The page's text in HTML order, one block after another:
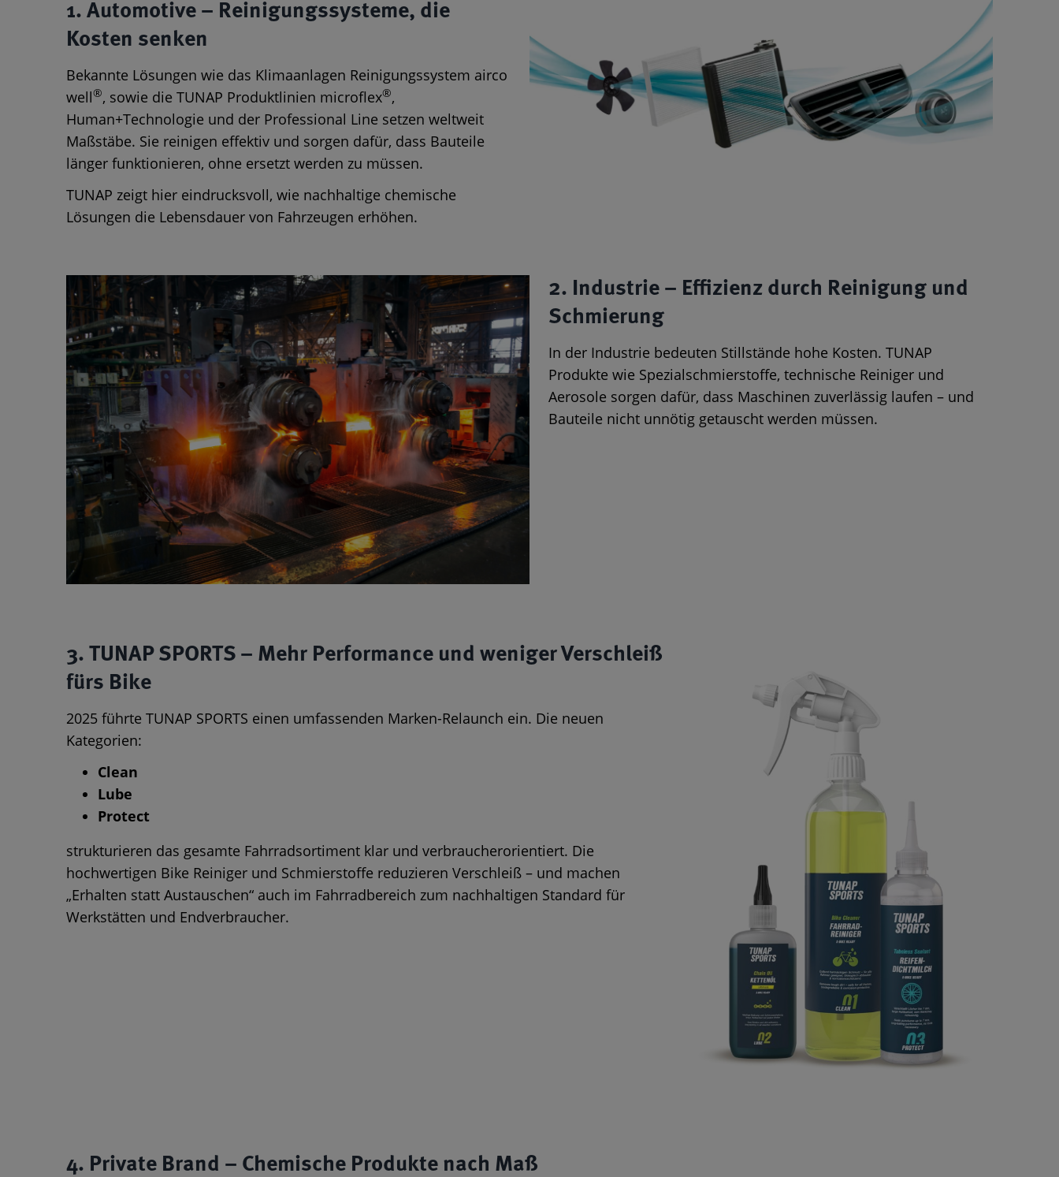
1. Automotive – Reinigungssysteme, die
Kosten senken
Bekannte Lösungen wie das Klimaanlagen Reinigungssystem airco
well®, sowie die TUNAP Produktlinien microflex®,
Human+Technologie und der Professional Line setzen weltweit
Maßstäbe. Sie reinigen effektiv und sorgen dafür, dass Bauteile
länger funktionieren, ohne ersetzt werden zu müssen.
TUNAP zeigt hier eindrucksvoll, wie nachhaltige chemische
Lösungen die Lebensdauer von Fahrzeugen erhöhen.
2. Industrie – Effizienz durch Reinigung und
Schmierung
In der Industrie bedeuten Stillstände hohe Kosten. TUNAP
Produkte wie Spezialschmierstoffe, technische Reiniger und
Aerosole sorgen dafür, dass Maschinen zuverlässig laufen – und
Bauteile nicht unnötig getauscht werden müssen.
3. TUNAP SPORTS – Mehr Performance und weniger Verschleiß
fürs Bike
2025 führte TUNAP SPORTS einen umfassenden Marken-Relaunch ein. Die neuen
Kategorien:
Clean
Lube
Protect
strukturieren das gesamte Fahrradsortiment klar und verbraucherorientiert. Die
hochwertigen Bike Reiniger und Schmierstoffe reduzieren Verschleiß – und machen
„Erhalten statt Austauschen“ auch im Fahrradbereich zum nachhaltigen Standard für
Werkstätten und Endverbraucher.
4. Private Brand – Chemische Produkte nach Maß